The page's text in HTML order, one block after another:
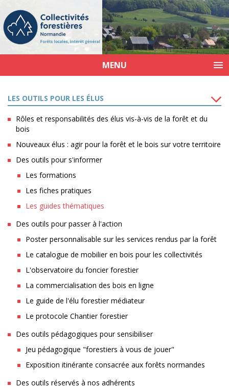
MENU
LES OUTILS POUR LES ÉLUS
Rôles et responsabilités des élus vis-à-vis de la forêt et du
bois
Nouveaux élus : agir pour la forêt et le bois sur votre territoire
Des outils pour s'informer
Les formations
Les fiches pratiques
Les guides thématiques
Des outils pour passer à l'action
Poster personnalisable sur les services rendus par la forêt
Le catalogue de mobilier en bois pour les collectivités
L'observatoire du foncier forestier
La commercialisation des bois en ligne
Le guide de l'élu forestier médiateur
Le protocole Chantier forestier
Des outils pédagogiques pour sensibiliser
Jeu pédagogique "forestiers à vous de jouer"
Exposition itinérante consacrée aux forêts normandes
Des outils réservés à nos adhérents